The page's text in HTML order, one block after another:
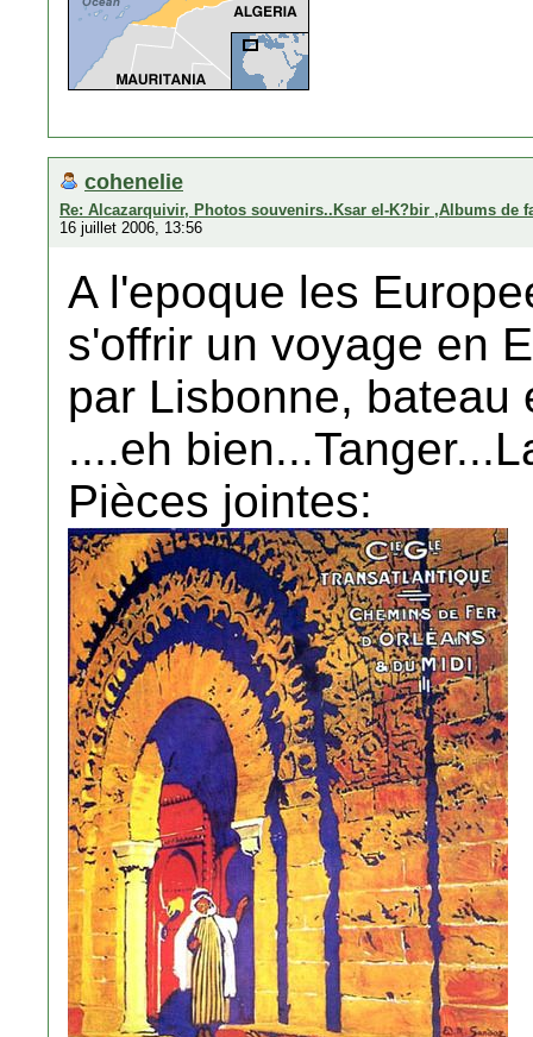
cohenelie
Re: Alcazarquivir, Photos souvenirs..Ksar el-K?bir ,Albums de
16 juillet 2006, 13:56
A l'epoque les
s'offrir un voyage en
par Lisbonne, bateau
....eh
Pièces jointes: